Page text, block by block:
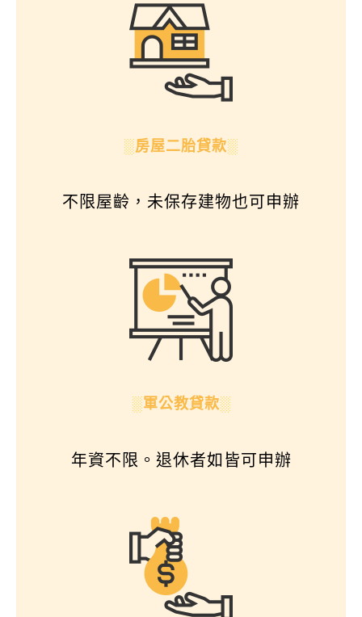
░房屋二胎貸款░
不限屋齡，未保存建物也可申辦
░軍公教貸款░
年資不限。退休者如皆可申辦